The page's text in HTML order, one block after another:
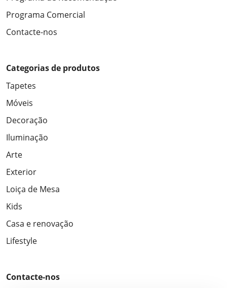
Programa Comercial
Contacte-nos
Categorias de produtos
Tapetes
Móveis
Decoração
Iluminação
Arte
Exterior
Loiça de Mesa
Kids
Casa e renovação
Lifestyle
Contacte-nos